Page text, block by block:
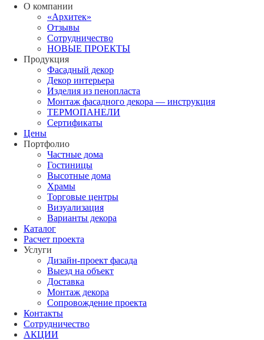
О компании
«Архитек»
Отзывы
Сотрудничество
НОВЫЕ ПРОЕКТЫ
Продукция
Фасадный декор
Декор интерьера
Изделия из пенопласта
Монтаж фасадного декора — инструкция
ТЕРМОПАНЕЛИ
Сертификаты
Цены
Портфолио
Частные дома
Гостиницы
Высотные дома
Храмы
Торговые центры
Визуализация
Варианты декора
Каталог
Расчет проекта
Услуги
Дизайн-проект фасада
Выезд на объект
Доставка
Монтаж декора
Сопровождение проекта
Контакты
Сотрудничество
АКЦИИ